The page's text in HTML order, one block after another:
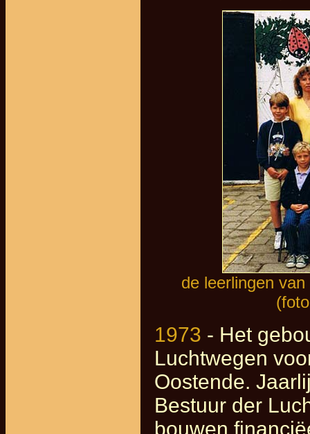
de leerlingen
1973 - Het
Luchtwegen
Oostende.
Bestuur der
bouwen